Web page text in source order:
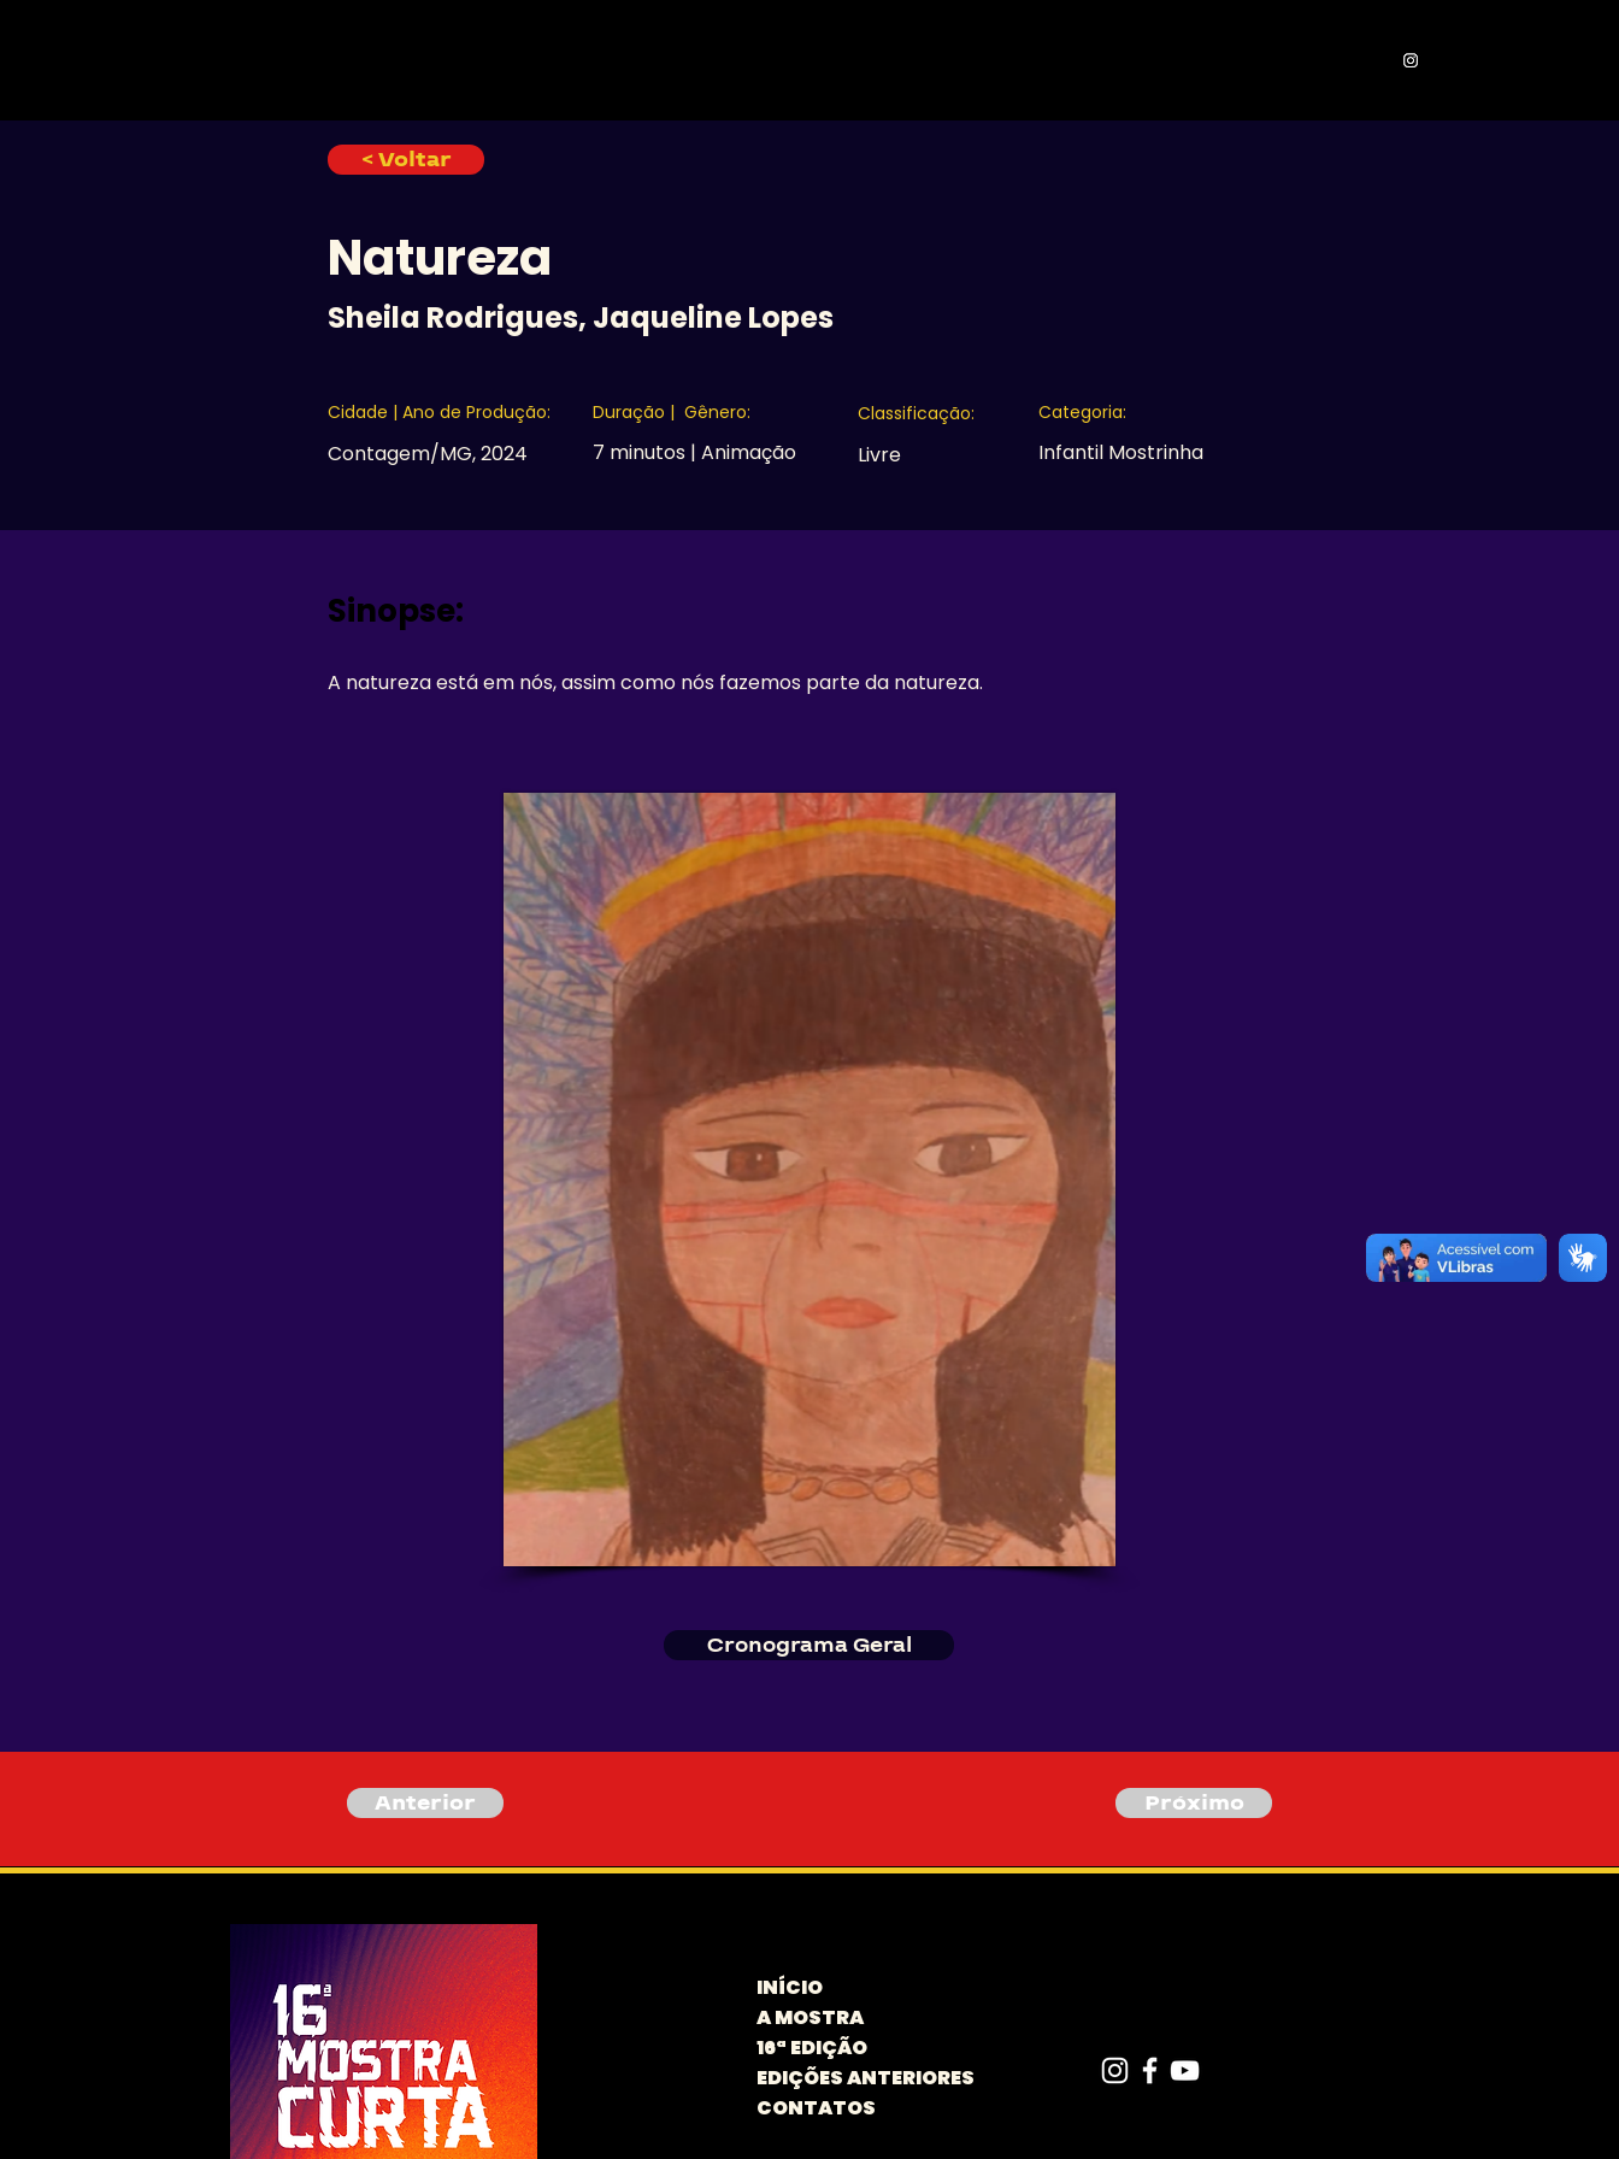
< Voltar
Natureza
Sheila Rodrigues, Jaqueline Lopes
Cidade | Ano de Produção:
Contagem/MG, 2024
Duração | Gênero:
7 minutos | Animação
Classificação:
Livre
Categoria:
Infantil Mostrinha
Sinopse:
A natureza está em nós, assim como nós fazemos parte da natureza.
Cronograma Geral
Anterior Próximo
INÍCIO
A MOSTRA
16ª EDIÇÃO
EDIÇÕES ANTERIORES
CONTATOS